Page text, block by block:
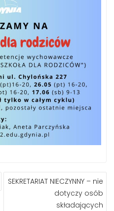
SEKRETARIAT NIECZYNNY – nie
dotyczy osób
składających